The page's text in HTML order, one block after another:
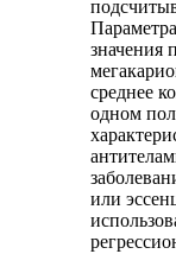
значения
среднее
одном
или